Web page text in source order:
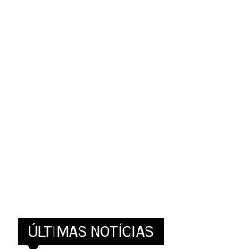
ÚLTIMAS NOTÍCIAS